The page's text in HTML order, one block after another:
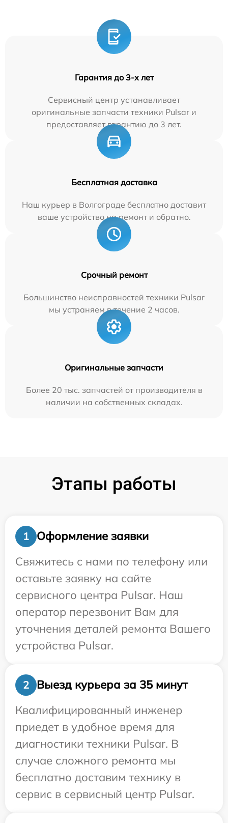
Гарантия до 3-х лет
Сервисный центр устанавливает
оригинальные запчасти техники Pulsar и
предоставляет гарантию до 3 лет.
Бесплатная доставка
Наш курьер в Волгограде бесплатно доставит
ваше устройство на ремонт и обратно.
Срочный ремонт
Большинство неисправностей техники Pulsar
мы устраняем в течение 2 часов.
Оригинальные запчасти
Более 20 тыс. запчастей от производителя в
наличии на собственных складах.
Этапы работы
1
Оформление заявки
Свяжитесь с нами по телефону или
оставьте заявку на сайте
сервисного центра Pulsar. Наш
оператор перезвонит Вам для
уточнения деталей ремонта Вашего
устройства Pulsar.
2
Выезд курьера за 35 минут
Квалифицированный инженер
приедет в удобное время для
диагностики техники Pulsar. В
случае сложного ремонта мы
бесплатно доставим технику в
сервис в сервисный центр Pulsar.